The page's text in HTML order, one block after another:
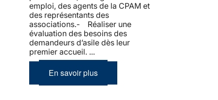
emploi, des agents de la CPAM et
des représentants des
associations.- Réaliser une
évaluation des besoins des
demandeurs d’asile dès leur
premier accueil. ...
En savoir plus